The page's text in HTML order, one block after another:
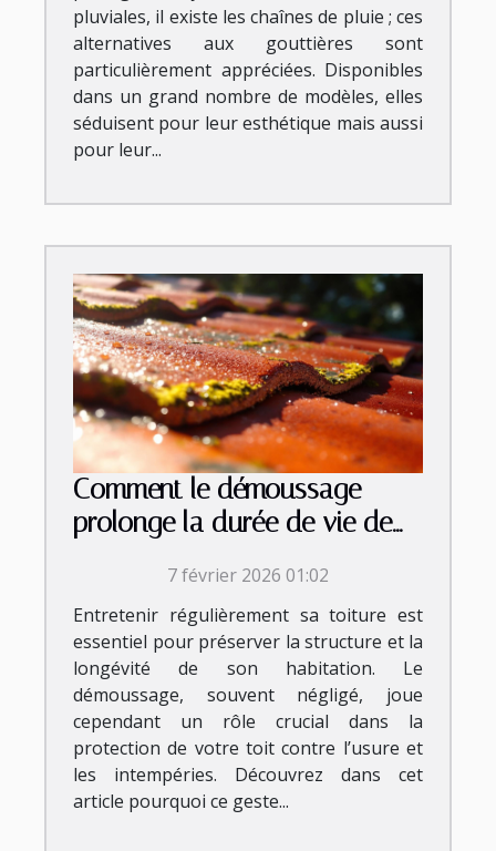
pluviales, il existe les chaînes de pluie ; ces
alternatives aux gouttières sont
particulièrement appréciées. Disponibles
dans un grand nombre de modèles, elles
séduisent pour leur esthétique mais aussi
pour leur...
Comment le démoussage
prolonge la durée de vie de
7 février 2026 01:02
Entretenir régulièrement sa toiture est
essentiel pour préserver la structure et la
longévité de son habitation. Le
démoussage, souvent négligé, joue
cependant un rôle crucial dans la
protection de votre toit contre l’usure et
les intempéries. Découvrez dans cet
article pourquoi ce geste...